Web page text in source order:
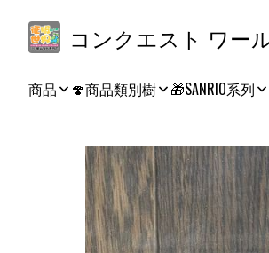
商品 🍄商品類別樹 🎁SANRIO系列